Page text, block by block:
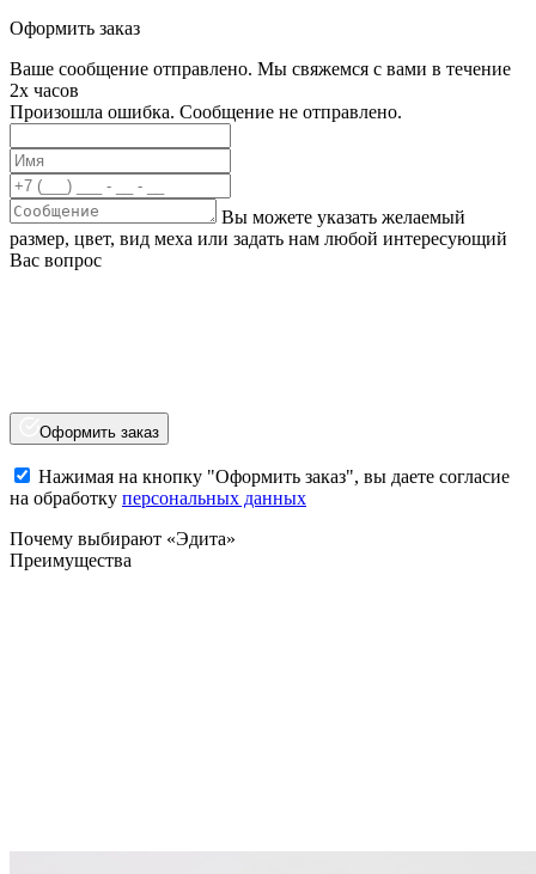
Оформить заказ
Ваше сообщение отправлено. Мы свяжемся с вами в течение
2х часов
Произошла ошибка. Сообщение не отправлено.
Вы можете указать желаемый
размер, цвет, вид меха или задать нам любой интересующий
Вас вопрос
Оформить заказ
Нажимая на кнопку "Оформить заказ", вы даете согласие
на обработку персональных данных
Почему выбирают «Эдита»
Преимущества